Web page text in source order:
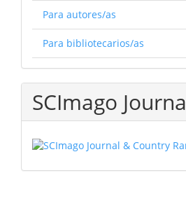
Para autores/as
Para bibliotecarios/as
SCImago